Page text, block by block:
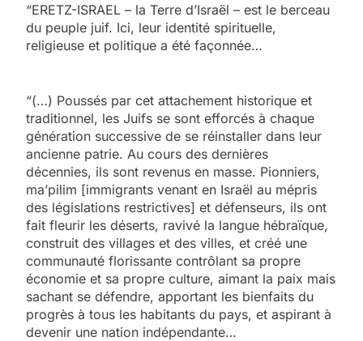
“ERETZ-ISRAEL – la Terre d’Israël – est le berceau
du peuple juif. Ici, leur identité spirituelle,
religieuse et politique a été façonnée…
“(…) Poussés par cet attachement historique et
traditionnel, les Juifs se sont efforcés à chaque
génération successive de se réinstaller dans leur
ancienne patrie. Au cours des dernières
décennies, ils sont revenus en masse. Pionniers,
ma’pilim [immigrants venant en Israël au mépris
des législations restrictives] et défenseurs, ils ont
fait fleurir les déserts, ravivé la langue hébraïque,
construit des villages et des villes, et créé une
communauté florissante contrôlant sa propre
économie et sa propre culture, aimant la paix mais
sachant se défendre, apportant les bienfaits du
progrès à tous les habitants du pays, et aspirant à
devenir une nation indépendante…